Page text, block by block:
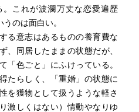
。これが波瀾万丈な恋愛遍歴
のは面白い。
る意志はあるものの養育費な
、同居したままの状態だが、
「色ごと」にふけっている。
たらしく、「重婚」の状態に
を獲物として扱うような軽さ
激しくはない）情動やなりゆ